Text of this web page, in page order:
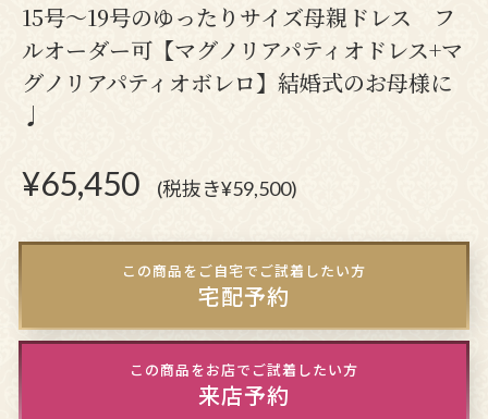
15号～19号のゆったりサイズ母親ドレス フ
ルオーダー可【マグノリアパティオドレス+マ
グノリアパティオボレロ】結婚式のお母様に
♩
¥65,450 (税抜き¥59,500)
この商品をご自宅でご試着したい方
宅配予約
この商品をお店でご試着したい方
来店予約